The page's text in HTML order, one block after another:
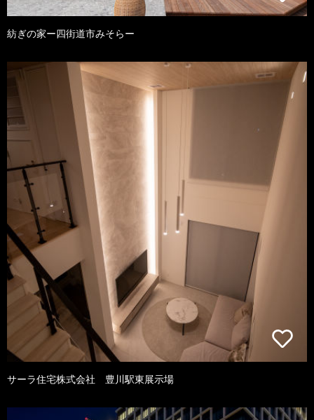
紡ぎの家ー四街道市みそらー
サーラ住宅株式会社 豊川駅東展示場